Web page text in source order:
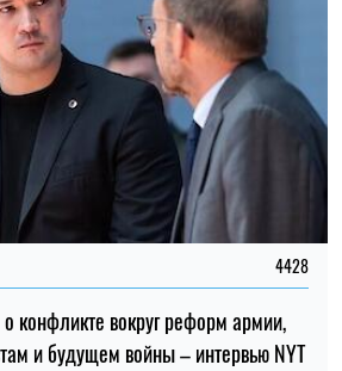
4428
конфликте вокруг реформ армии,
и будущем войны – интервью NYT